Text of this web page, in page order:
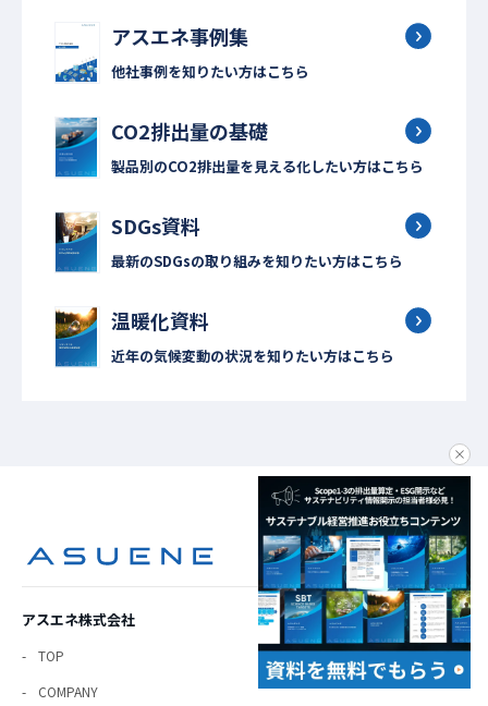
アスエネ事例集
他社事例を知りたい方はこちら
CO2排出量の基礎
製品別のCO2排出量を見える化したい方はこちら
SDGs資料
最新のSDGsの取り組みを知りたい方はこちら
温暖化資料
近年の気候変動の状況を知りたい方はこちら
アスエネ株式会社
TOP
COMPANY